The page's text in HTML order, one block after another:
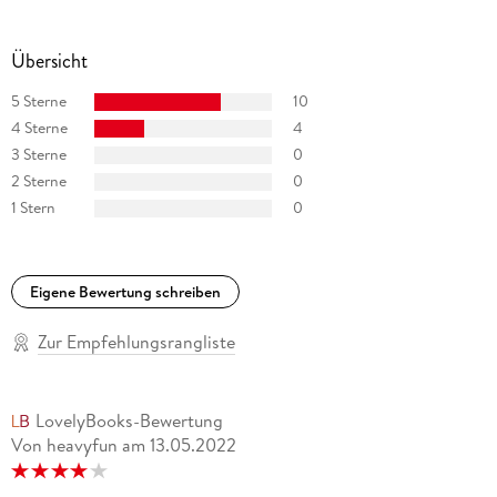
Übersicht
5 Sterne
10
4 Sterne
4
3 Sterne
0
2 Sterne
0
1 Stern
0
Eigene Bewertung schreiben
Zur Empfehlungsrangliste
LovelyBooks-Bewertung
Von heavyfun am 13.05.2022